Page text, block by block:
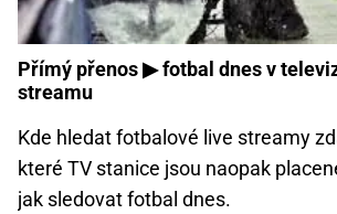
Přímý přenos ▶ fotbal dnes v
streamu
Kde hledat fotbalové live streamy
které TV stanice jsou naopak
jak sledovat fotbal dnes.